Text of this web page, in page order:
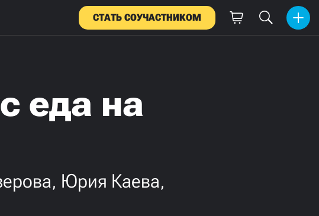
СТАТЬ СОУЧАСТНИКОМ
еда на
Юрия Каева,